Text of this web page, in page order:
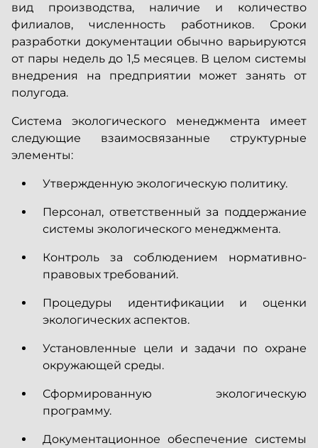
вид производства, наличие и количество
филиалов, численность работников. Сроки
разработки документации обычно варьируются
от пары недель до 1,5 месяцев. В целом системы
внедрения на предприятии может занять от
полугода.
Система экологического менеджмента имеет
следующие взаимосвязанные структурные
элементы:
Утвержденную экологическую политику.
Персонал, ответственный за поддержание
системы экологического менеджмента.
Контроль за соблюдением нормативно-
правовых требований.
Процедуры идентификации и оценки
экологических аспектов.
Установленные цели и задачи по охране
окружающей среды.
Сформированную экологическую
программу.
Документационное обеспечение системы